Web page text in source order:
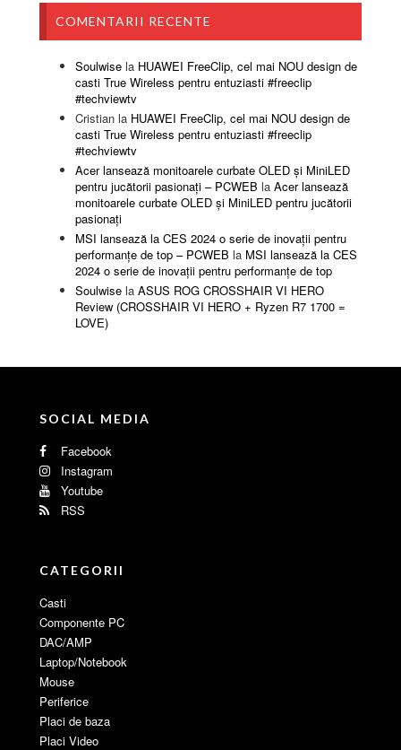
COMENTARII RECENTE
Soulwise la HUAWEI FreeClip, cel mai NOU design de
casti True Wireless pentru entuziasti #freeclip
#techviewtv
Cristian la HUAWEI FreeClip, cel mai NOU design de
casti True Wireless pentru entuziasti #freeclip
#techviewtv
Acer lansează monitoarele curbate OLED și MiniLED
pentru jucătorii pasionați – PCWEB la Acer lansează
monitoarele curbate OLED și MiniLED pentru jucătorii
pasionați
MSI lansează la CES 2024 o serie de inovații pentru
performanțe de top – PCWEB la MSI lansează la CES
2024 o serie de inovații pentru performanțe de top
Soulwise la ASUS ROG CROSSHAIR VI HERO
Review (CROSSHAIR VI HERO + Ryzen R7 1700 =
LOVE)
SOCIAL MEDIA
Facebook
Instagram
Youtube
RSS
CATEGORII
Casti
Componente PC
DAC/AMP
Laptop/Notebook
Mouse
Periferice
Placi de baza
Placi Video